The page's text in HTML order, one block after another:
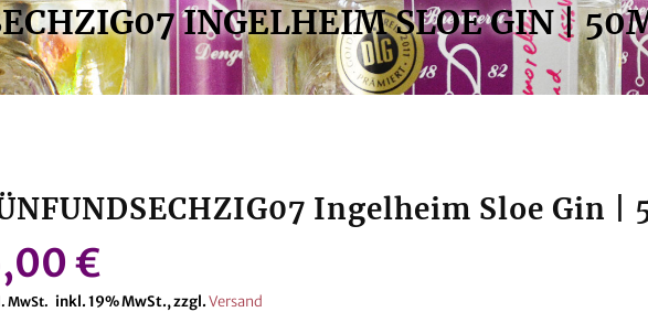
INGELHEIM SLOE GIN |
Ingelheim Sloe Gin |
€
MwSt. inkl. 19% MwSt., zzgl.Versand